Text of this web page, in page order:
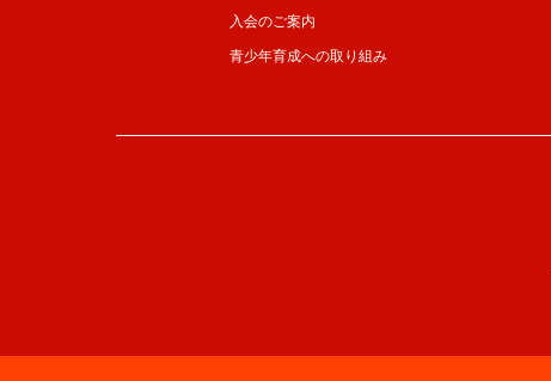
入会のご案内
青少年育成への取り組み